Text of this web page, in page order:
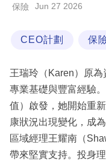
科
生
活
時
事
保險 Jun 27 2026
CEO計劃 保
王瑞玲（Karen）原
專業基礎與豐富經驗
值）啟發，她開始重
康狀況出現變化，成
區域經理王耀南（
帶來堅實支持。投身